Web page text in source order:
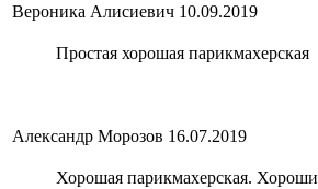
Вероника Алисиевич 10.09.2019
Простая хорошая парикмахерская
Александр Морозов 16.07.2019
Хорошая парикмахерская.